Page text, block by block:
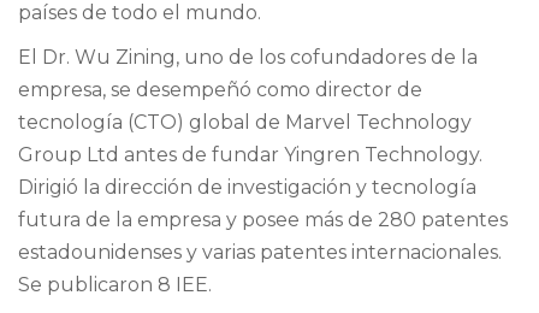
países de todo el mundo.
El Dr. Wu Zining, uno de los cofundadores de la
empresa, se desempeñó como director de
tecnología (CTO) global de Marvel Technology
Group Ltd antes de fundar Yingren Technology.
Dirigió la dirección de investigación y tecnología
futura de la empresa y posee más de 280 patentes
estadounidenses y varias patentes internacionales.
Se publicaron 8 IEE.